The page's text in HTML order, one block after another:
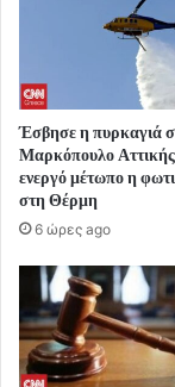
Έσβησε η πυρκαγιά
Μαρκόπουλο
ενεργό μέτωπο η
στη Θέρμη
6 ώρες ago